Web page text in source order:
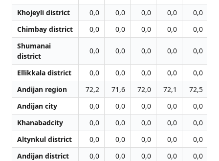
Khojeyli district
0,0 0,0 0,0 0,0
0,0
Chimbay district
0,0 0,0 0,0 0,0
0,0
Shumanai
district
0,0 0,0 0,0 0,0 0,0
Ellikkala district 0,0 0,0 0,0 0,0
0,0
Andijan region
72,2 71,6 72,0 72,1 72,5
Andijan city
0,0 0,0 0,0 0,0
0,0
Khanabadcity
0,0 0,0 0,0 0,0
0,0
Altynkul district
0,0 0,0 0,0 0,0
0,0
Andijan district
0,0 0,0 0,0 0,0
0,0